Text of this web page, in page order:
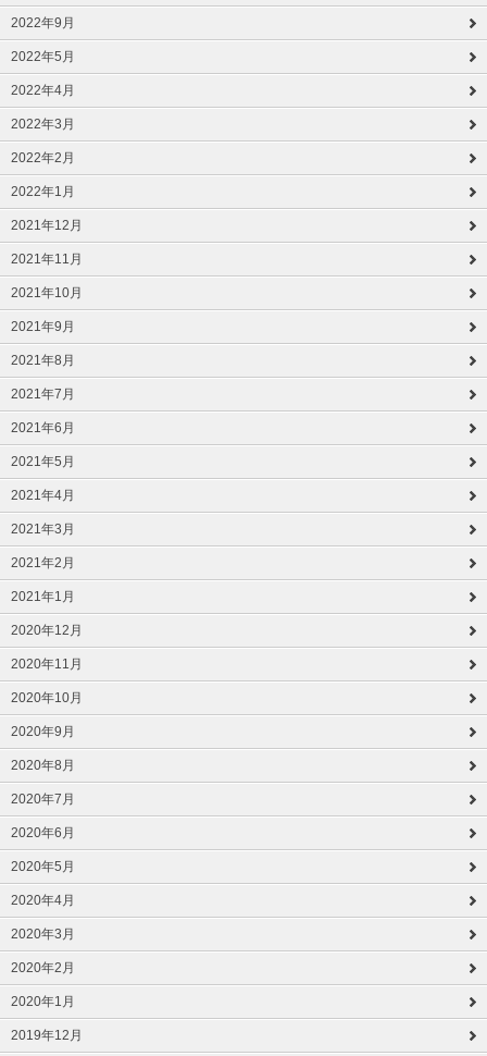
2022年9月
2022年5月
2022年4月
2022年3月
2022年2月
2022年1月
2021年12月
2021年11月
2021年10月
2021年9月
2021年8月
2021年7月
2021年6月
2021年5月
2021年4月
2021年3月
2021年2月
2021年1月
2020年12月
2020年11月
2020年10月
2020年9月
2020年8月
2020年7月
2020年6月
2020年5月
2020年4月
2020年3月
2020年2月
2020年1月
2019年12月